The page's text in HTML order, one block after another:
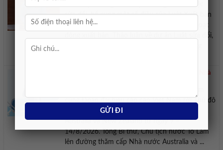
Theo Bộ trưởng Lâm Thị Phương Thanh, việc
sửa đổi, bổ sung một số điều của Luật Xuất bản
sẽ hình thành ba vòng kiểm soát chặt chẽ hoạt
động xuất bản. Thảo luận về dự án Luật sửa đổi,
Tổng Bí thư Chủ tịch nước lên đường thăm cấp Nhà
cùng Đoàn đại biểu cấp cao Việt Nam rời Thủ đô
Hà Nội lên đường thăm cấp Nhà nước tới
Australia và New Zealand từ ngày 9 –
14/8/2026. Tổng Bí thư, Chủ tịch nước Tô Lâm
lên đường thăm cấp Nhà nước Australia và ...